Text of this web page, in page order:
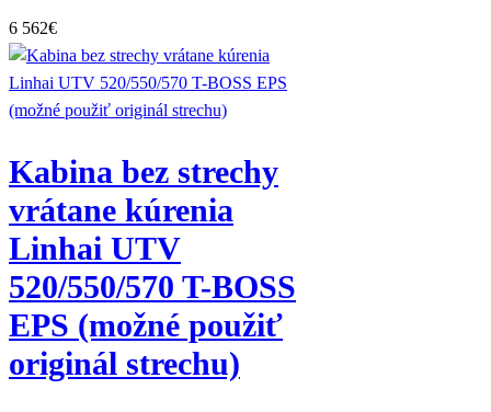
6 562€
Kabina bez strechy
vrátane kúrenia
Linhai UTV
520/550/570 T-BOSS
EPS (možné použiť
originál strechu)